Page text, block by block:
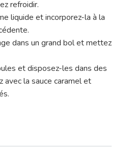
refroidir.
liquide et incorporez-la à la
dans un grand bol et mettez
et disposez-les dans des
avec la sauce caramel et